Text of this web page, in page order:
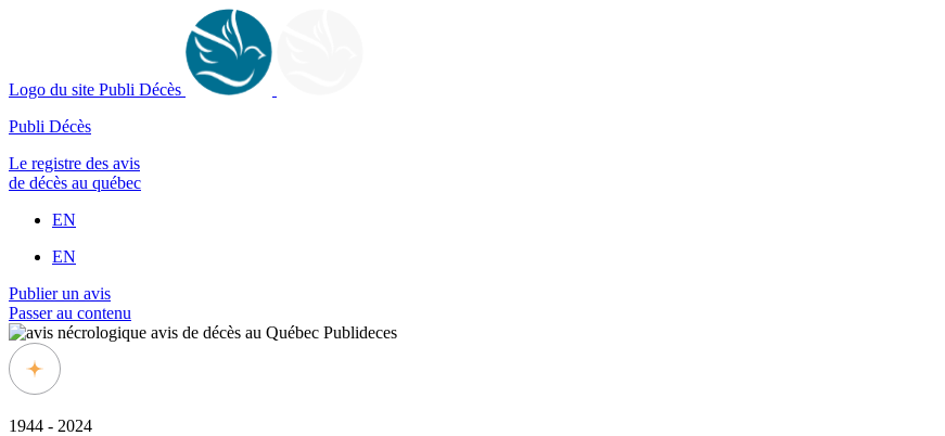
Logo du site Publi Décès
Publi Décès
Le registre des avis
de décès au québec
EN
EN
Publier un avis
Passer au contenu
1944 - 2024